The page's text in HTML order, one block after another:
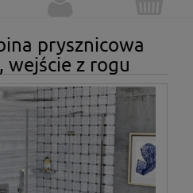
prysznicowa
wejście z rogu